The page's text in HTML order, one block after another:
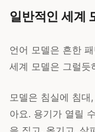
일반적인 세계
언어 모델은 흔한
세계 모델은 그럴듯
모델은 침실에 침
아요. 용기가 열릴